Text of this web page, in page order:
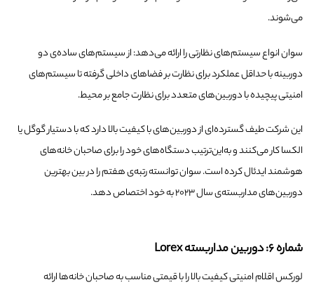
می‌شوند.
سوان انواع سیستم‌های نظارتی را ارائه می‌دهد: از سیستم‌های ساده‌ی دو
دوربینه با حداقل عملکرد برای نظارت بر فضاهای داخلی گرفته تا سیستم‌های
امنیتی پیچیده با دوربین‌های متعدد برای نظارت جامع بر محیط.
این شرکت طیف گسترده‌ای از دوربین‌های با کیفیت بالا دارد که با دستیار گوگل یا
الکسا کار می‌کنند و به‌این‌ترتیب دستگاه‌های خود را برای صاحبان خانه‌های
هوشمند ایدئال کرده است. سوان توانسته رتبه‌ی هفتم را در بین بهترین
دوربین‌های مداربسته‌ی سال ۲۰۲۳ به خود اختصاص دهد.
شماره ۶: دوربین مداربسته Lorex
لورکس اقلام امنیتی کیفیت بالا را با قیمتی مناسب به صاحبان خانه‌ها ارائه